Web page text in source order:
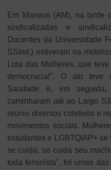
Em Manaus (AM), na tarde
sindicalizadas e
Docentes da Universidade
SSind.) estiveram na
Luta das Mulheres, que
democracia!". O ato teve
Saudade e, em
caminharam até ao Largo
reuniu diversos coletivos e
movimentos sociais.
estudantes e LGBTQIAP+
se cuida, se cuida seu
toda feminista", foi umas